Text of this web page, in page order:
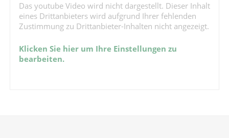
Das youtube Video wird nicht dargestellt. Dieser Inhalt
eines Drittanbieters wird aufgrund Ihrer fehlenden
Zustimmung zu Drittanbieter-Inhalten nicht angezeigt.
Klicken Sie hier um Ihre Einstellungen zu
bearbeiten.